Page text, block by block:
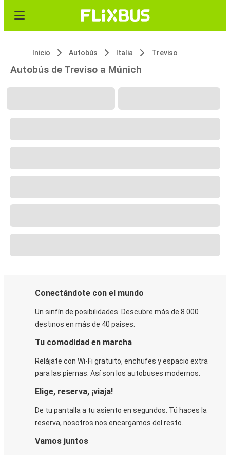
Inicio Autobús Italia Treviso
Autobús de Treviso a Múnich
Conectándote con el mundo
Un sinfín de posibilidades. Descubre más de 8.000
destinos en más de 40 países.
Tu comodidad en marcha
Relájate con Wi-Fi gratuito, enchufes y espacio extra
para las piernas. Así son los autobuses modernos.
Elige, reserva, ¡viaja!
De tu pantalla a tu asiento en segundos. Tú haces la
reserva, nosotros nos encargamos del resto.
Vamos juntos